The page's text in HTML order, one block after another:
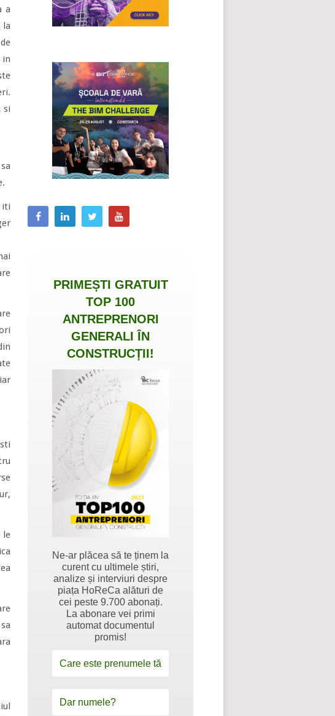
a
la
in
si
iti
le
PRIMEȘTI GRATUIT
TOP 100
ANTREPRENORI
GENERALI ÎN
CONSTRUCȚII!
Ne-ar plăcea să te ținem la
curent cu ultimele știri,
analize și interviuri despre
piața HoReCa alături de
cei peste 9.700 abonați.
La abonare vei primi
automat documentul
promis!